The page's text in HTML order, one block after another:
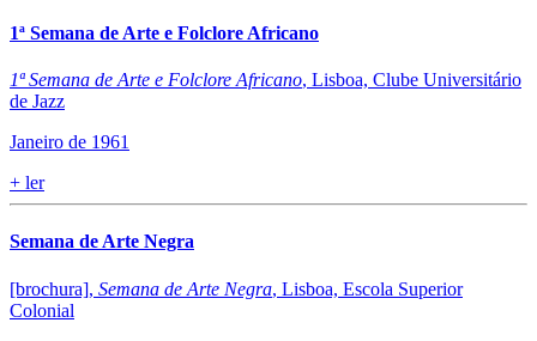
1ª Semana de Arte e Folclore Africano
1ª Semana de Arte e Folclore Africano, Lisboa, Clube Universitário
de Jazz
Janeiro de 1961
+ ler
Semana de Arte Negra
[brochura], Semana de Arte Negra, Lisboa, Escola Superior
Colonial